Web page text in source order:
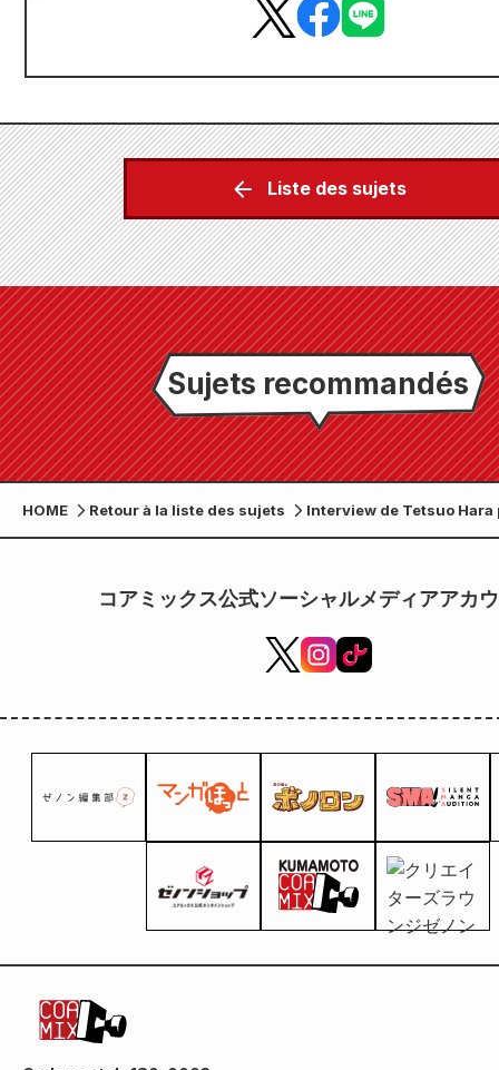
Liste des sujets
Sujets recommandés
HOME Retour à la liste des sujets
Interview de Tetsuo Hara
コアミックス公式ソーシャルメディアアカ